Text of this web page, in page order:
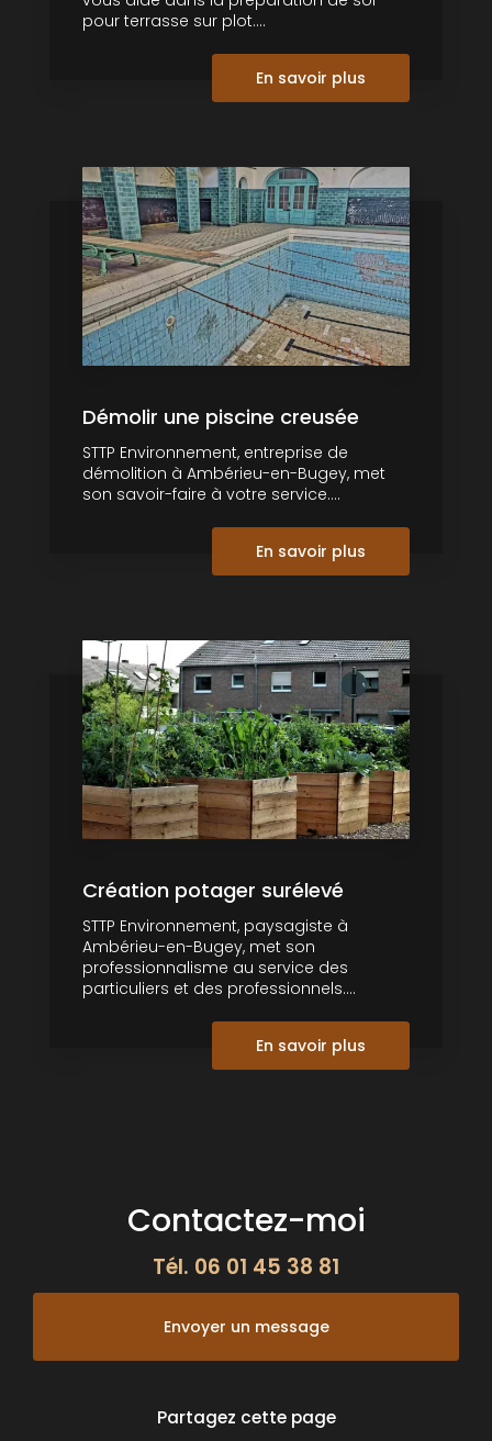
pour terrasse sur plot....
En savoir plus
Démolir une piscine creusée
STTP Environnement, entreprise de
démolition à Ambérieu-en-Bugey, met
son savoir-faire à votre service....
En savoir plus
Création potager surélevé
STTP Environnement, paysagiste à
Ambérieu-en-Bugey, met son
professionnalisme au service des
particuliers et des professionnels....
En savoir plus
Contactez-moi
Tél. 06 01 45 38 81
Envoyer un message
Partagez cette page